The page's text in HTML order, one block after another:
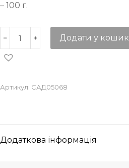
– 100 г.
Додати у кошик
Артикул: САД05068
Додаткова інформація